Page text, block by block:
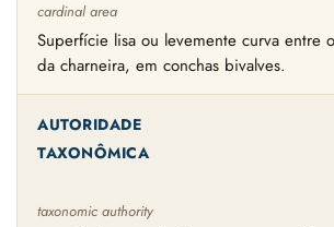
cardinal area
Superfície lisa ou levemente curva entre
da charneira, em conchas bivalves.
AUTORIDADE
TAXONÔMICA
taxonomic authority